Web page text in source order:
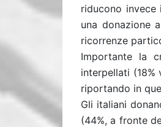
riducono
una donazione
ricorrenze
Importante la
interpellati
riportando in
Gli italiani
(44%, a fronte